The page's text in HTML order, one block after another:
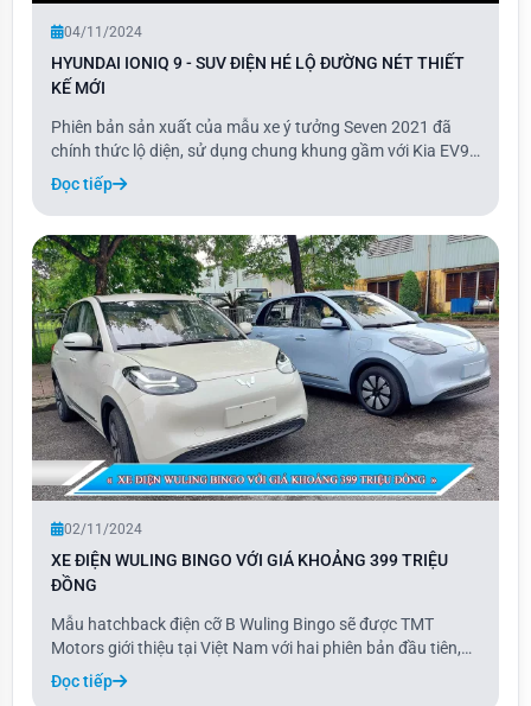
04/11/2024
HYUNDAI IONIQ 9 - SUV ĐIỆN HÉ LỘ ĐƯỜNG NÉT THIẾT
KẾ MỚI
Phiên bản sản xuất của mẫu xe ý tưởng Seven 2021 đã
chính thức lộ diện, sử dụng chung khung gầm với Kia EV9
và dự kiến ra mắt tại triển lãm ôtô Los Angeles 2024.
Thương hiệu xe hơi Hàn Quốc Hyundai vừa hé lộ hình ảnh
thiết kế của mẫu xe này, vốn là phiên
Đọc tiếp
02/11/2024
XE ĐIỆN WULING BINGO VỚI GIÁ KHOẢNG 399 TRIỆU
ĐỒNG
Mẫu hatchback điện cỡ B Wuling Bingo sẽ được TMT
Motors giới thiệu tại Việt Nam với hai phiên bản đầu tiên,
gồm bản 333 km với pin 31,9 kWh và bản 410 km với pin
37,9 kWh, có giá lần lượt là 399 và 469 triệu đồng. Hai
Đọc tiếp